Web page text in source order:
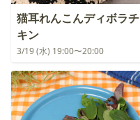
猫耳れんこんディボラチ
キン
3/19 (水) 19:00〜20:00